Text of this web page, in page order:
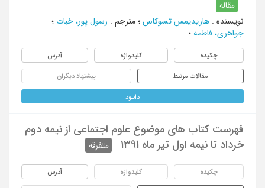
مقاله
نویسنده : هاریدیمس تسوکاس ؛ مترجم : رسول پور، خبات ؛
جواهری، فاطمه ؛
چکیده کلیدواژه آدرس
مقالات مرتبط پیشنهاد دیگران
دانلود
فهرست کتاب های موضوع علوم اجتماعی از نیمه دوم
خرداد تا نیمه اول تیر ماه 1391
متفرقه
چکیده کلیدواژه آدرس